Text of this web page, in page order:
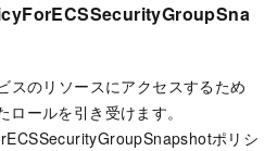
スのリソースにアクセスするため
ールを引き受けます。
ポリシ